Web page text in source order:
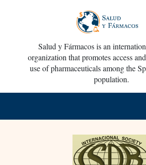
Salud y Fármacos is an
organization that promotes access
use of pharmaceuticals among the
population.